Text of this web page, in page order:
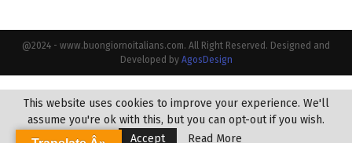
@2024 - www.buongiornoitalians.com. All Right Reserved. Designed and
Developed by AgosDesign
This website uses cookies to improve your experience. We'll
assume you're ok with this, but you can opt-out if you wish.
Accept
Read More